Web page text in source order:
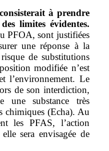
à prendre
limites évidentes.
PFOA, sont justifiées
une réponse à la
de substitutions
modifiée n’est
l’environnement. Le
de son interdiction,
une substance très
chimiques (Echa). Au
les PFAS, l’action
sera envisagée de